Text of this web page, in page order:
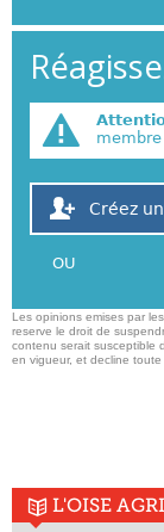
Créez
OU
Les opinions emises par
reserve le droit de
contenu serait susceptible
en vigueur, et decline
L'OISE